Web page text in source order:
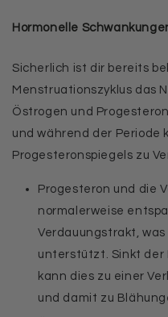
Hormonelle
Sicherlich ist dir bereits
Menstruationszyklus das
Östrogen und
und während der Periode
Progesteronspiegels zu
Progesteron und die
normalerweise
Verdauungstrakt,
unterstützt. Sinkt der
kann dies zu einer
und damit zu